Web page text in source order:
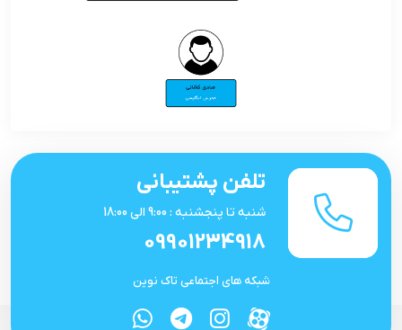
تلفن پشتیبانی
شنبه تا پنجشنبه : 9:00 الی 18:00
09901234918
شبکه های اجتماعی تاک نوین